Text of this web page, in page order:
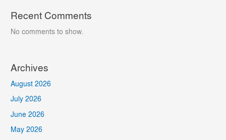
Recent Comments
No comments to show.
Archives
August 2026
July 2026
June 2026
May 2026